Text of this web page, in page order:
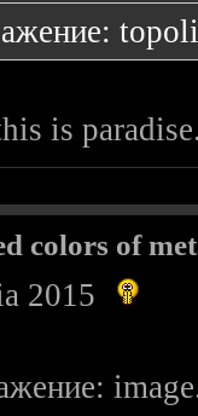
is
colors of
2015